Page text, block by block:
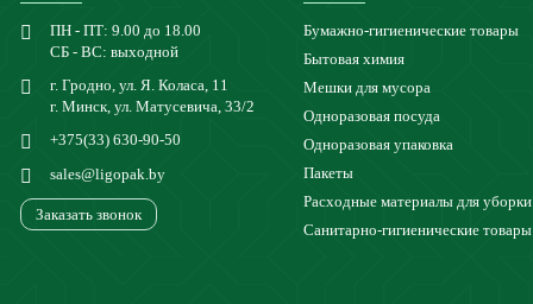
ПН - ПТ: 9.00 до 18.00
СБ - ВС: выходной
г. Гродно, ул. Я. Коласа, 11
г. Минск, ул. Матусевича, 33/2
+375(33) 630-90-50
sales@ligopak.by
Заказать звонок
Бумажно-гигиенические товары
Бытовая химия
Мешки для мусора
Одноразовая посуда
Одноразовая упаковка
Пакеты
Расходные материалы для уборки
Санитарно-гигиенические товары